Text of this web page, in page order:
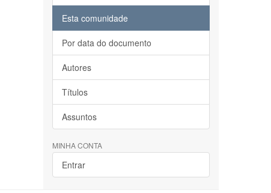
Esta comunidade
Por data do documento
Autores
Títulos
Assuntos
MINHA CONTA
Entrar